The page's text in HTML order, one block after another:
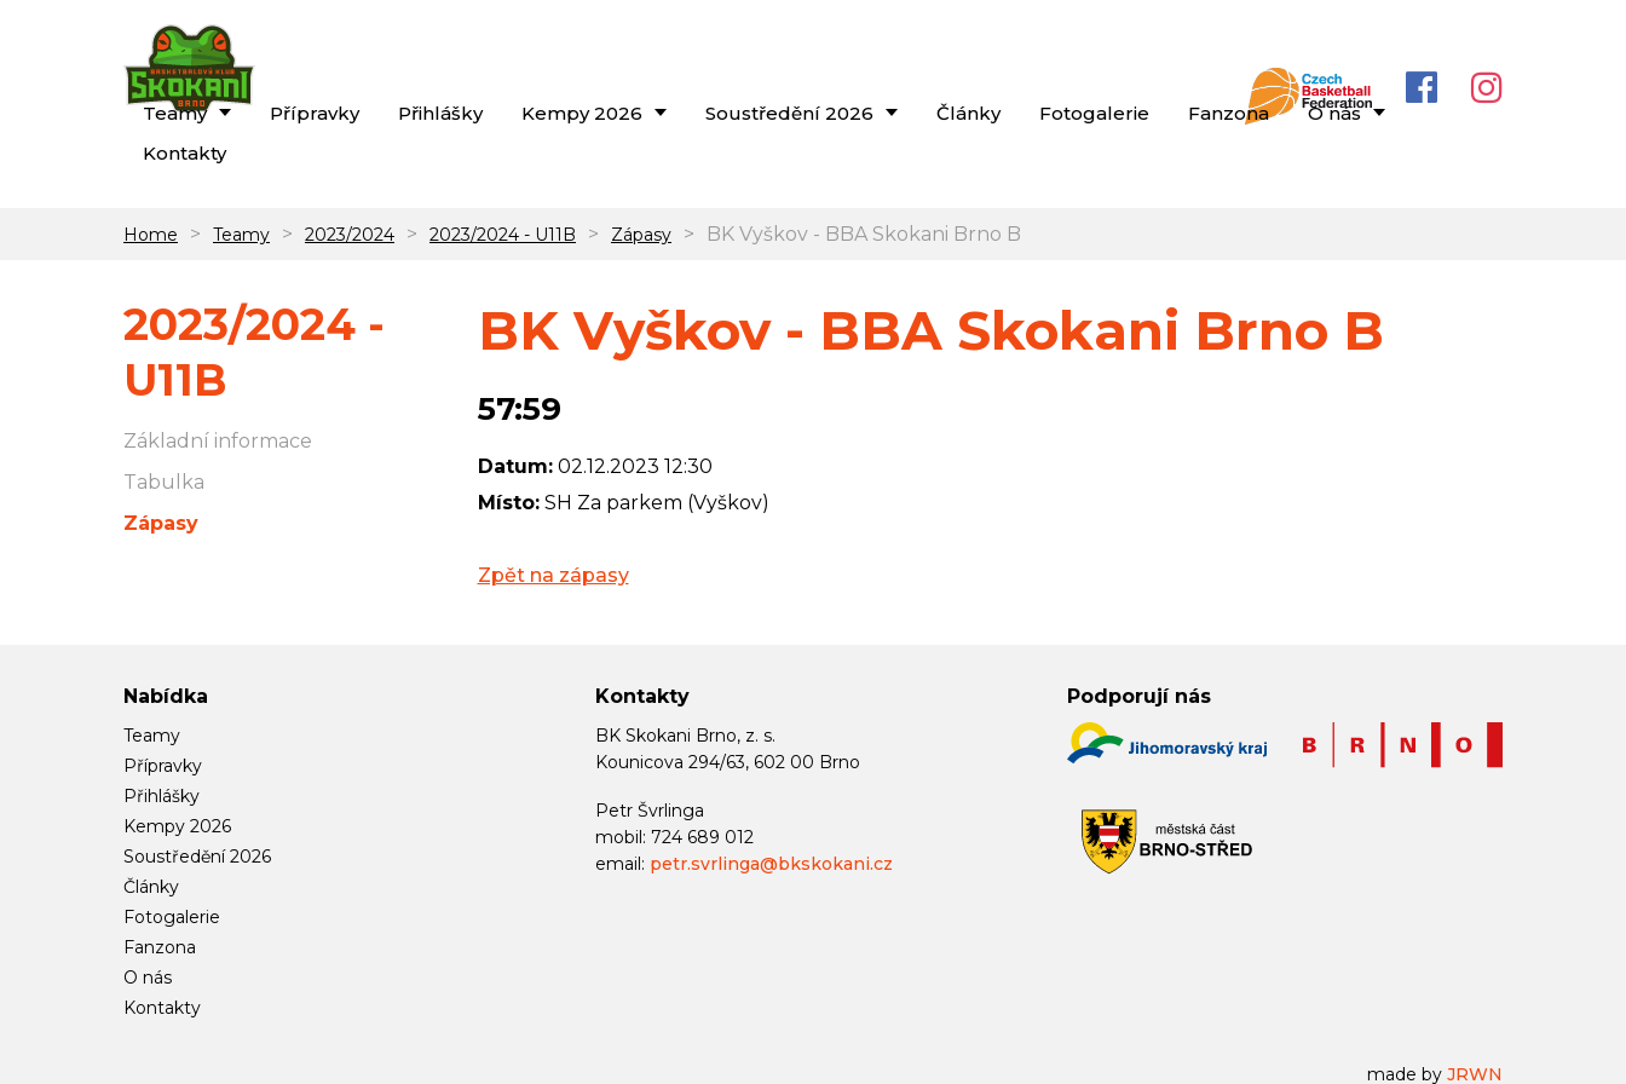
Teamy Přípravky Přihlášky Kempy 2026 Soustředění 2026 Články Fotogalerie Fanzona
O nás
Kontakty
Home > Teamy > 2023/2024 > 2023/2024 - U11B > Zápasy > BK Vyškov - BBA Skokani Brno B
2023/2024 -
U11B
Základní informace
Tabulka
Zápasy
BK Vyškov - BBA Skokani Brno B
57:59
Datum: 02.12.2023 12:30
Místo: SH Za parkem (Vyškov)
Zpět na zápasy
Nabídka
Teamy
Přípravky
Přihlášky
Kempy 2026
Soustředění 2026
Články
Fotogalerie
Fanzona
O nás
Kontakty
Kontakty
BK Skokani Brno, z. s.
Kounicova 294/63, 602 00 Brno
Petr Švrlinga
mobil: 724 689 012
email: petr.svrlinga@bkskokani.cz
Podporují nás
made by JRWN